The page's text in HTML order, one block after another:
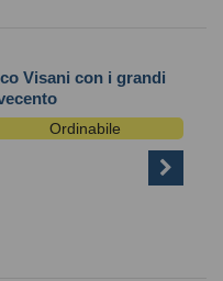
Visani con i grandi
Ordinabile